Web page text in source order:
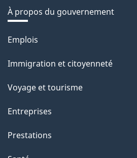
À propos du gouvernement
Thèmes
sujets
Emplois
Immigration et citoyenneté
Voyage et tourisme
Entreprises
Prestations